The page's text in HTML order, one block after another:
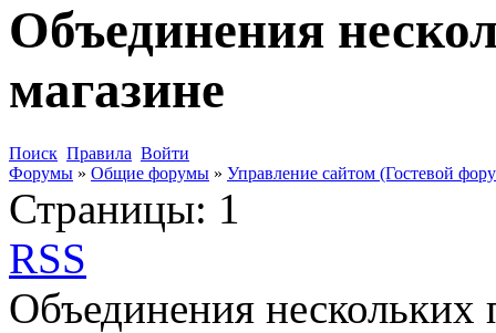
Объединения
магазине
Поиск Правила Войти
Форумы » Общие форумы » Управление сайтом (Гостевой
Страницы: 1
RSS
Объединения нескольких